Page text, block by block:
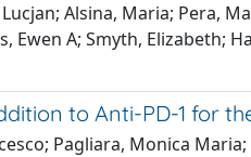
Alsina, Maria; Pera,
Ewen A; Smyth, Elizabeth;
to Anti-PD-1 for
Pagliara, Monica